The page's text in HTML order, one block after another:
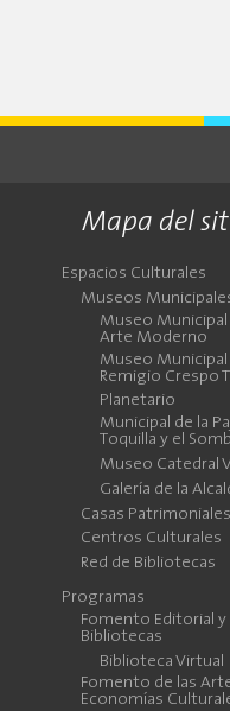
Mapa del
Espacios Culturales
Museos
Museo Municipal
Arte Moderno
Museo Municipal
Remigio Crespo
Planetario
Municipal de la
Toquilla y el
Museo Catedral
Galería de la
Casas Patrimoniales
Centros Culturales
Red de Bibliotecas
Programas
Fomento Editorial y
Bibliotecas
Biblioteca Virtual
Fomento de las
Economías